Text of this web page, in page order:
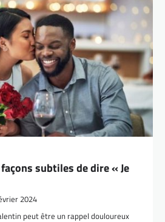
subtiles de dire « Je
2024
peut être un rappel douloureux